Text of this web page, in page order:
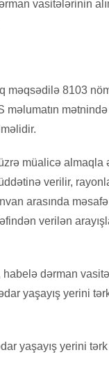
vasitələrinin
məqsədilə 8103
mətnində
müalicə almaqla
verilir,
arasında
verilən
dərman
yaşayış yerini
yaşayış yerini